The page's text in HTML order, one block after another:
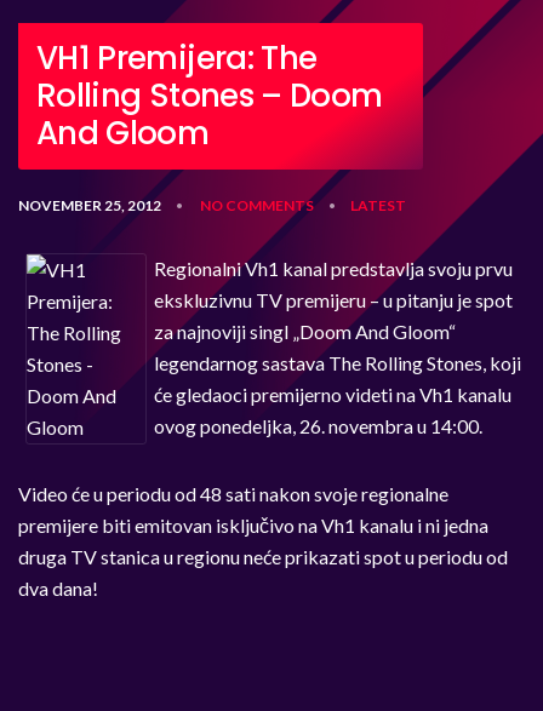
VH1 Premijera: The
Rolling Stones – Doom
And Gloom
NOVEMBER 25, 2012 • NO COMMENTS • LATEST
Regionalni Vh1 kanal predstavlja svoju prvu
ekskluzivnu TV premijeru – u pitanju je spot
za najnoviji singl „Doom And Gloom“
legendarnog sastava The Rolling Stones, koji
će gledaoci premijerno videti na Vh1 kanalu
ovog ponedeljka, 26. novembra u 14:00.
Video će u periodu od 48 sati nakon svoje regionalne
premijere biti emitovan isključivo na Vh1 kanalu i ni jedna
druga TV stanica u regionu neće prikazati spot u periodu od
dva dana!